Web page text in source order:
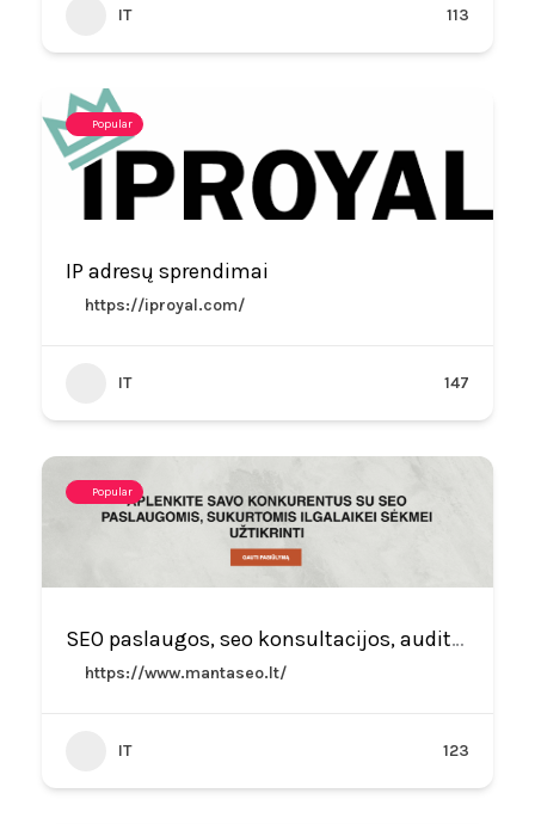
IT 113
Popular
IP adresų sprendimai
https://iproyal.com/
IT 147
Popular
SEO paslaugos, seo konsultacijos, auditai – MANTASEO
https://www.mantaseo.lt/
IT 123